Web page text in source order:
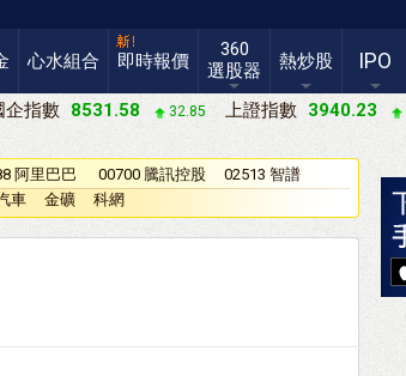
心水組合 即時報價
360
選股器
熱炒股 IPO
企指數 8531.58 32.85 上證指數 3940.23
阿里巴巴
00700 騰訊控股
02513 智譜
車
金礦 科網